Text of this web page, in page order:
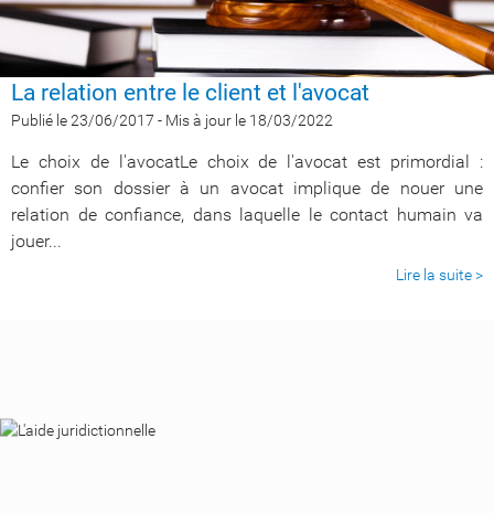
La relation entre le client et l'avocat
Publié le 23/06/2017 - Mis à jour le 18/03/2022
Le choix de l'avocatLe choix de l'avocat est primordial :
confier son dossier à un avocat implique de nouer une
relation de confiance, dans laquelle le contact humain va
jouer...
Lire la suite >